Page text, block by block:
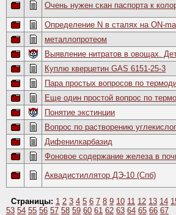
Очень нужен скан паспорта к
Определение N в сталях на ON-
металлопротеом
Выявление нитратов в овощах.
Куплю кверцетин GAS 6151-25-3
Пара простых вопросов по
Еще один простой вопрос по
Понятие экстинции
Вопрос по растворению
Дифенилкарбазид
Фоновое содержание железа в
Аквадистиллятор ДЭ-10 (Спб)
Страницы: 1 2 3 4 5 6 7 8 9 10 11 12 13 14
53 54 55 56 57 58 59 60 61 62 63 64 65 66 67